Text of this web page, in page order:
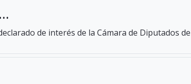
de interés de la Cámara de Diputados